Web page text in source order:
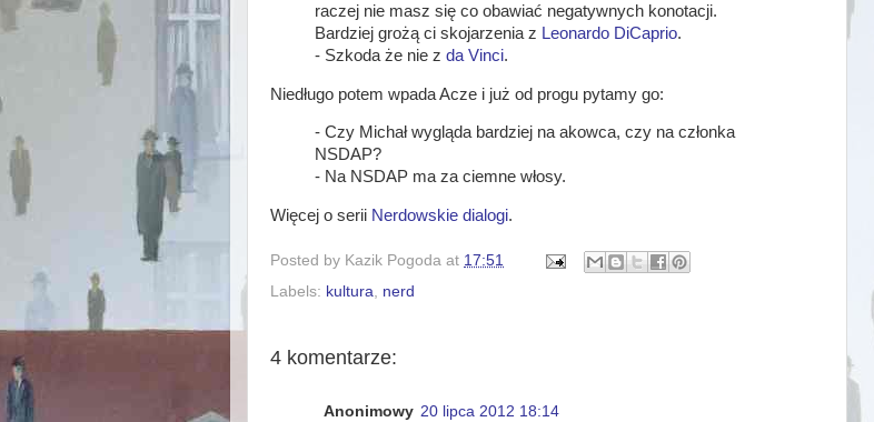
raczej nie masz się co obawiać negatywnych konotacji.
Bardziej grożą ci skojarzenia z Leonardo DiCaprio.
- Szkoda że nie z da Vinci.
Niedługo potem wpada Acze i już od progu pytamy go:
- Czy Michał wygląda bardziej na akowca, czy na członka
NSDAP?
- Na NSDAP ma za ciemne włosy.
Więcej o serii Nerdowskie dialogi.
Posted by Kazik Pogoda at 17:51
Labels: kultura nerd
4 komentarze:
Anonimowy 20 lipca 2012 18:14